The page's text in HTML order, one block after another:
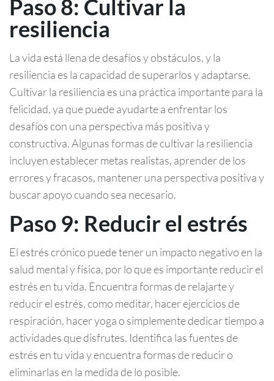
Paso 8: Cultivar la
resiliencia
La vida está llena de desafíos y obstáculos, y la
resiliencia es la capacidad de superarlos y adaptarse.
Cultivar la resiliencia es una práctica importante para la
felicidad, ya que puede ayudarte a enfrentar los
desafíos con una perspectiva más positiva y
constructiva. Algunas formas de cultivar la resiliencia
incluyen establecer metas realistas, aprender de los
errores y fracasos, mantener una perspectiva positiva y
buscar apoyo cuando sea necesario.
Paso 9: Reducir el estrés
El estrés crónico puede tener un impacto negativo en la
salud mental y física, por lo que es importante reducir el
estrés en tu vida. Encuentra formas de relajarte y
reducir el estrés, como meditar, hacer ejercicios de
respiración, hacer yoga o simplemente dedicar tiempo a
actividades que disfrutes. Identifica las fuentes de
estrés en tu vida y encuentra formas de reducir o
eliminarlas en la medida de lo posible.